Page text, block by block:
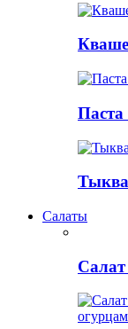
Паста
Тыква
Салаты